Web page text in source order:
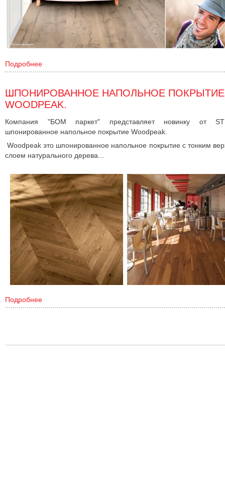
Подробнее
ШПОНИРОВАННОЕ НАПОЛЬНОЕ ПОКРЫТИЕ
WOODPEAK.
Компания "БОМ паркет" представляет новинку от
шпонированное напольное покрытие Woodpeak.
Woodpeak это шпонированное напольное покрытие с тонким
слоем натурального дерева...
Подробнее